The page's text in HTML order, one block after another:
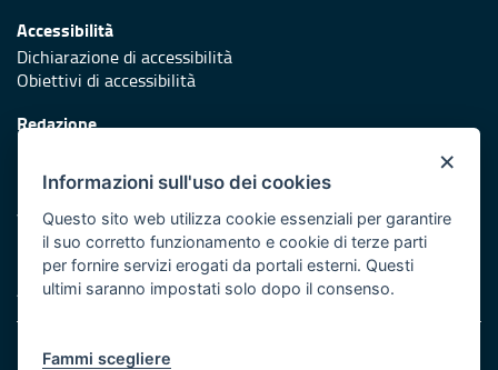
Accessibilità
Dichiarazione di accessibilità
Obiettivi di accessibilità
Redazione
Protezione civile
Vai al sito di Protezione Civile Puglia
Iniziativa finanziata con risorse del POR Puglia 2014/2020 -
Asse XI
Note legali
×
Informazioni sull'uso dei cookies
Questo sito web utilizza cookie essenziali per garantire
il suo corretto funzionamento e cookie di terze parti
per fornire servizi erogati da portali esterni. Questi
ultimi saranno impostati solo dopo il consenso.
Fammi scegliere